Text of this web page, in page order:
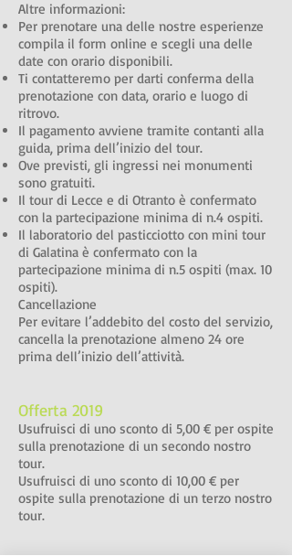
Altre informazioni:
Per prenotare una delle nostre esperienze
compila il form online e scegli una delle
date con orario disponibili.
Ti contatteremo per darti conferma della
prenotazione con data, orario e luogo di
ritrovo.
Il pagamento avviene tramite contanti alla
guida, prima dell’inizio del tour.
Ove previsti, gli ingressi nei monumenti
sono gratuiti.
Il tour di Lecce e di Otranto è confermato
con la partecipazione minima di n.4 ospiti.
Il laboratorio del pasticciotto con mini tour
di Galatina è confermato con la
partecipazione minima di n.5 ospiti (max. 10
ospiti).
Cancellazione
Per evitare l’addebito del costo del servizio,
cancella la prenotazione almeno 24 ore
prima dell’inizio dell’attività.
Offerta 2019
Usufruisci di uno sconto di 5,00 € per ospite
sulla prenotazione di un secondo nostro
tour.
Usufruisci di uno sconto di 10,00 € per
ospite sulla prenotazione di un terzo nostro
tour.